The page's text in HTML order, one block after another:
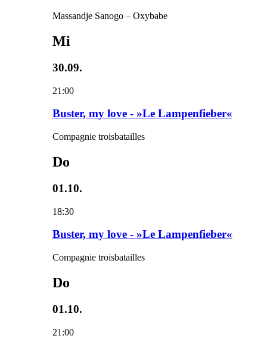
Massandje Sanogo – Oxybabe
Mi
30.09.
21:00
Buster, my love - »Le Lampenfieber«
Compagnie troisbatailles
Do
01.10.
18:30
Buster, my love - »Le Lampenfieber«
Compagnie troisbatailles
Do
01.10.
21:00